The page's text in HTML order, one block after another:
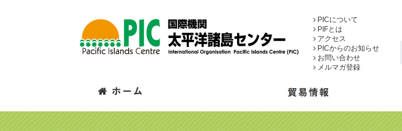
PICについて
PIFとは
アクセス
PICからのお知らせ
お問い合わせ
メルマガ登録